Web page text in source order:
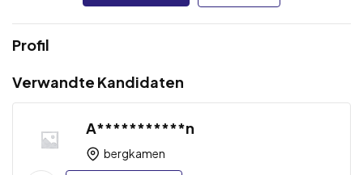
Profil
Verwandte Kandidaten
A***********n
bergkamen